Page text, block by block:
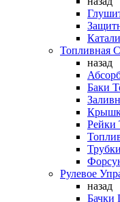
Топливная
назад
Баки
Рейки
Рулевое
назад
Бачки